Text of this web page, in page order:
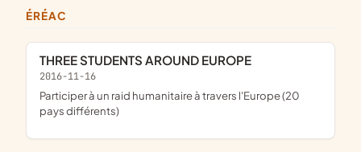
ÉRÉAC
THREE STUDENTS AROUND EUROPE
2016-11-16
participer à un raid humanitaire à travers l'Europe (20
pays différents)